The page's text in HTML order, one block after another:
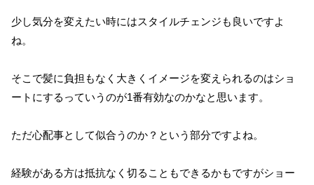
少し気分を変えたい時にはスタイルチェンジも良いですよ
ね。
そこで髪に負担もなく大きくイメージを変えられるのはショ
ートにするっていうのが1番有効なのかなと思います。
ただ心配事として似合うのか？という部分ですよね。
経験がある方は抵抗なく切ることもできるかもですがショー